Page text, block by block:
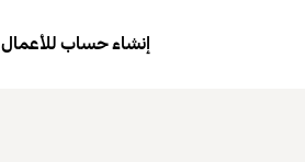
إنشاء حساب للأعمال